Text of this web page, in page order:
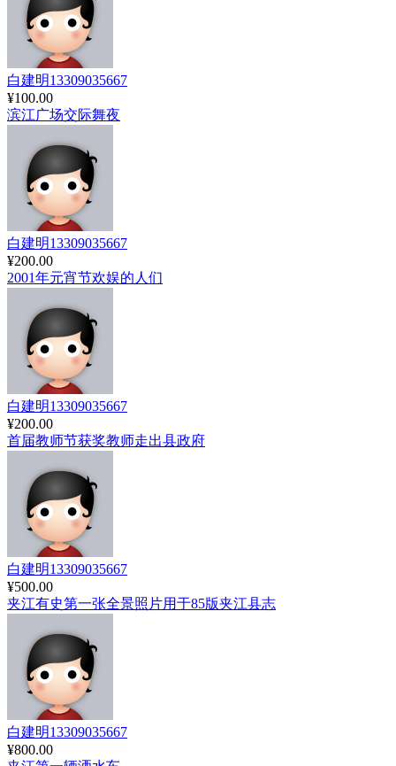
白建明13309035667
¥100.00
滨江广场交际舞夜
白建明13309035667
¥200.00
2001年元宵节欢娱的人们
白建明13309035667
¥200.00
首届教师节获奖教师走出县政府
白建明13309035667
¥500.00
夹江有史第一张全景照片用于85版夹江县志
白建明13309035667
¥800.00